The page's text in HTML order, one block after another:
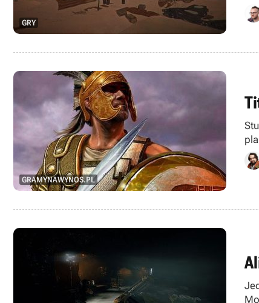
GRY
GRAMYNAWYNOS.PL